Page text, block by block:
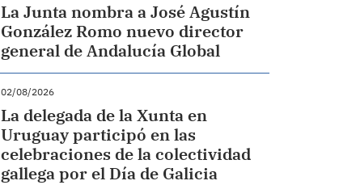
La Junta nombra a José Agustín
González Romo nuevo director
general de Andalucía Global
02/08/2026
La delegada de la Xunta en
Uruguay participó en las
celebraciones de la colectividad
gallega por el Día de Galicia